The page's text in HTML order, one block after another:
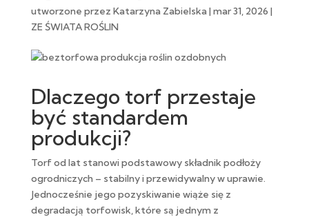
utworzone przez Katarzyna Zabielska | mar 31, 2026 |
ZE ŚWIATA ROŚLIN
Dlaczego torf przestaje
być standardem
produkcji?
Torf od lat stanowi podstawowy składnik podłoży
ogrodniczych – stabilny i przewidywalny w uprawie.
Jednocześnie jego pozyskiwanie wiąże się z
degradacją torfowisk, które są jednym z